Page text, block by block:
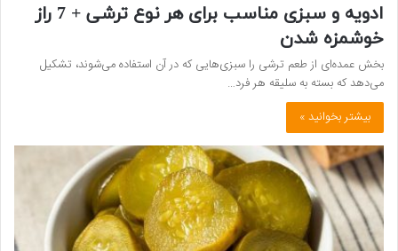
ادویه و سبزی مناسب برای هر نوع ترشی + 7 راز
خوشمزه شدن
بخش عمده‌ای از طعم ترشی را سبزی‌هایی که در آن استفاده می‌شوند، تشکیل
می‌دهد که بسته به سلیقه هر فرد…
بیشتر بخوانید »